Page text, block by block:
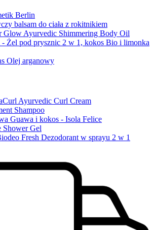
Berlin
balsam do ciała z rokitnikiem
Glow Ayurvedic Shimmering Body Oil
- Żel pod prysznic 2 w 1, kokos Bio i limonka
Olej arganowy
Ayurvedic Curl Cream
Shampoo
Guawa i kokos - Isola Felice
Shower Gel
Fresh Dezodorant w sprayu 2 w 1